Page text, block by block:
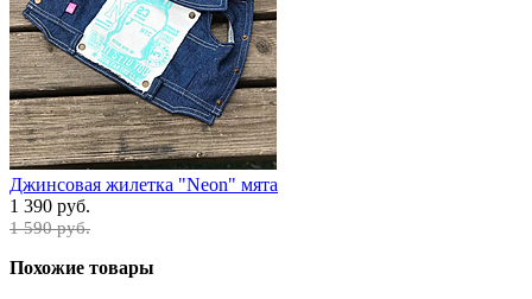
Джинсовая жилетка "Neon" мята
1 390 руб.
1 590 руб.
Похожие товары